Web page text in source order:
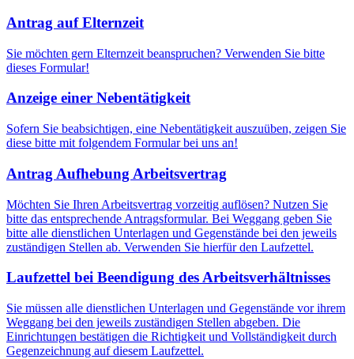
Antrag auf Elternzeit
Sie möchten gern Elternzeit beanspruchen? Verwenden Sie bitte
dieses Formular!
Anzeige einer Nebentätigkeit
Sofern Sie beabsichtigen, eine Nebentätigkeit auszuüben, zeigen Sie
diese bitte mit folgendem Formular bei uns an!
Antrag Aufhebung Arbeitsvertrag
Möchten Sie Ihren Arbeitsvertrag vorzeitig auflösen? Nutzen Sie
bitte das entsprechende Antragsformular. Bei Weggang geben Sie
bitte alle dienstlichen Unterlagen und Gegenstände bei den jeweils
zuständigen Stellen ab. Verwenden Sie hierfür den Laufzettel.
Laufzettel bei Beendigung des Arbeitsverhältnisses
Sie müssen alle dienstlichen Unterlagen und Gegenstände vor ihrem
Weggang bei den jeweils zuständigen Stellen abgeben. Die
Einrichtungen bestätigen die Richtigkeit und Vollständigkeit durch
Gegenzeichnung auf diesem Laufzettel.